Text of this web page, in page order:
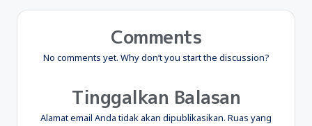
Comments
No comments yet. Why don’t you start the discussion?
Tinggalkan Balasan
Alamat email Anda tidak akan dipublikasikan. Ruas yang